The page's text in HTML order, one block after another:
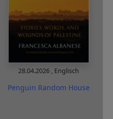
28.04.2026 , Englisch
Penguin Random House